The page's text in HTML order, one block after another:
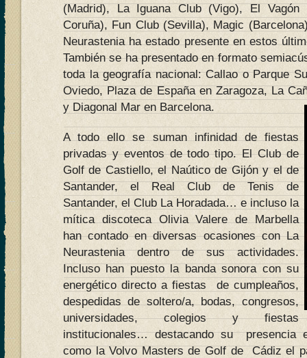
(Madrid), La Iguana Club (Vigo), El
Coruña), Fun Club (Sevilla), Magic
Neurastenia ha estado presente en estos
También se ha presentado en formato
toda la geografía nacional: Callao o Parque
Oviedo, Plaza de España en Zaragoza, La
y Diagonal Mar en Barcelona.
A todo ello se suman infinidad de fiestas
privadas y eventos de todo tipo. El Club de
Golf de Castiello, el Naútico de Gijón y el de
Santander, el Real Club de Tenis de
Santander, el Club La Horadada… e incluso la
mítica discoteca Olivia Valere de Marbella
han contado en diversas ocasiones con La
Neurastenia dentro de sus actividades.
Incluso han puesto la banda sonora con su
energético directo a fiestas de cumpleaños,
despedidas de soltero/a, bodas, congresos,
universidades, colegios y fiestas
institucionales… destacando su presencia
como la Volvo Masters de Golf de Cádiz el